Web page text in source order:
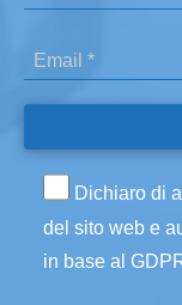
Dichiaro di
del sito web e
in base al